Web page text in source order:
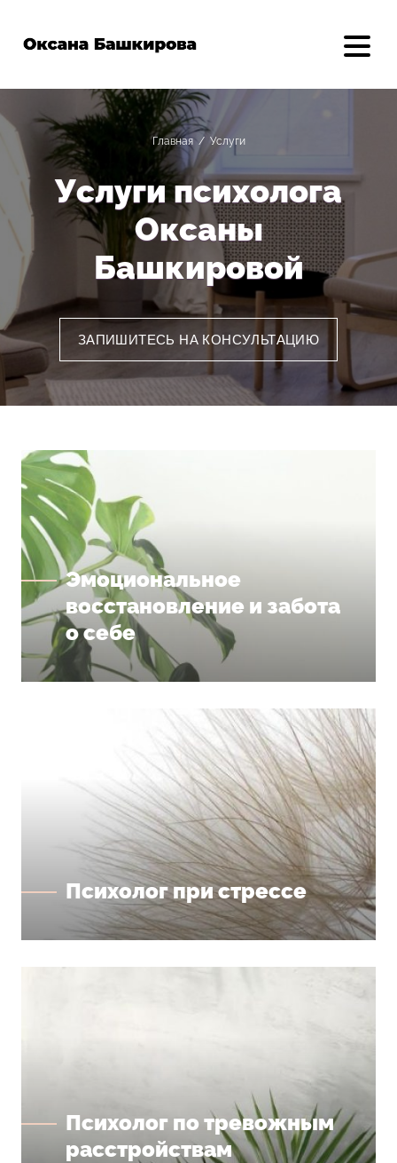
Главная/ Услуги
Услуги психолога
Оксаны
Башкировой
ЗАПИШИТЕСЬ НА КОНСУЛЬТАЦИЮ
Эмоциональное
восстановление и забота
о себе
Психолог при стрессе
Психолог по тревожным
расстройствам